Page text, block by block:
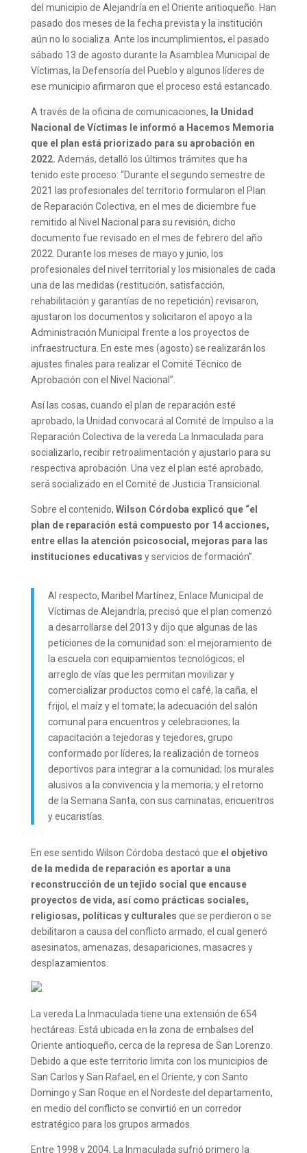
del municipio de Alejandría en el Oriente antioqueño. Han
pasado dos meses de la fecha prevista y la institución
aún no lo socializa. Ante los incumplimientos, el pasado
sábado 13 de agosto durante la Asamblea Municipal de
Víctimas, la Defensoría del Pueblo y algunos líderes de
ese municipio afirmaron que el proceso está estancado.
A través de la oficina de comunicaciones, la Unidad
Nacional de Víctimas le informó a Hacemos Memoria
que el plan está priorizado para su aprobación en
2022. Además, detalló los últimos trámites que ha
tenido este proceso: “Durante el segundo semestre de
2021 las profesionales del territorio formularon el Plan
de Reparación Colectiva, en el mes de diciembre fue
remitido al Nivel Nacional para su revisión, dicho
documento fue revisado en el mes de febrero del año
2022. Durante los meses de mayo y junio, los
profesionales del nivel territorial y los misionales de cada
una de las medidas (restitución, satisfacción,
rehabilitación y garantías de no repetición) revisaron,
ajustaron los documentos y solicitaron el apoyo a la
Administración Municipal frente a los proyectos de
infraestructura. En este mes (agosto) se realizarán los
ajustes finales para realizar el Comité Técnico de
Aprobación con el Nivel Nacional”.
Así las cosas, cuando el plan de reparación esté
aprobado, la Unidad convocará al Comité de Impulso a la
Reparación Colectiva de la vereda La Inmaculada para
socializarlo, recibir retroalimentación y ajustarlo para su
respectiva aprobación. Una vez el plan esté aprobado,
será socializado en el Comité de Justicia Transicional.
Sobre el contenido, Wilson Córdoba explicó que “el
plan de reparación está compuesto por 14 acciones,
entre ellas la atención psicosocial, mejoras para las
instituciones educativas y servicios de formación”.
Al respecto, Maribel Martínez, Enlace Municipal de
Víctimas de Alejandría, precisó que el plan comenzó
a desarrollarse del 2013 y dijo que algunas de las
peticiones de la comunidad son: el mejoramiento de
la escuela con equipamientos tecnológicos; el
arreglo de vías que les permitan movilizar y
comercializar productos como el café, la caña, el
frijol, el maíz y el tomate; la adecuación del salón
comunal para encuentros y celebraciones; la
capacitación a tejedoras y tejedores, grupo
conformado por líderes; la realización de torneos
deportivos para integrar a la comunidad; los murales
alusivos a la convivencia y la memoria; y el retorno
de la Semana Santa, con sus caminatas, encuentros
y eucaristías.
En ese sentido Wilson Córdoba destacó que el objetivo
de la medida de reparación es aportar a una
reconstrucción de un tejido social que encause
proyectos de vida, así como prácticas sociales,
religiosas, políticas y culturales que se perdieron o se
debilitaron a causa del conflicto armado, el cual generó
asesinatos, amenazas, desapariciones, masacres y
desplazamientos.
La vereda La Inmaculada tiene una extensión de 654
hectáreas. Está ubicada en la zona de embalses del
Oriente antioqueño, cerca de la represa de San Lorenzo.
Debido a que este territorio limita con los municipios de
San Carlos y San Rafael, en el Oriente, y con Santo
Domingo y San Roque en el Nordeste del departamento,
en medio del conflicto se convirtió en un corredor
estratégico para los grupos armados.
Entre 1998 y 2004, La Inmaculada sufrió primero la